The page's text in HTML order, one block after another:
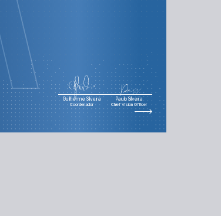
Guilherme Silveira
Coordenador
Paulo Silveira
Chief Vision Officer